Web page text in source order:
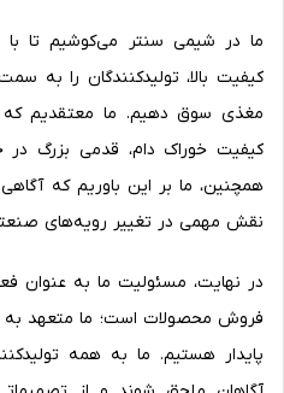
ما در شیمی سنتر می‌کوشیم تا
کیفیت بالا، تولیدکنندگان را به
مغذی سوق دهیم. ما معتقدیم
کیفیت خوراک دام، قدمی بزرگ
همچنین، ما بر این باوریم که
نقش مهمی در تغییر رویه‌های
در نهایت، مسئولیت ما به عنوان
فروش محصولات است؛ ما متعهد به
پایدار هستیم. ما به همه